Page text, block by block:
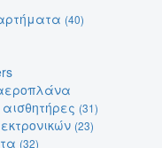
(40)
(31)
(23)
(32)